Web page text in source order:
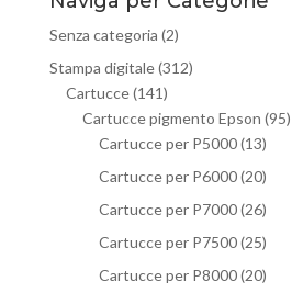
Senza categoria (2)
Stampa digitale(312)
Cartucce(141)
Cartucce pigmento Epson (95)
Cartucce per P5000(13)
Cartucce per P6000(20)
Cartucce per P7000(26)
Cartucce per P7500(25)
Cartucce per P8000(20)